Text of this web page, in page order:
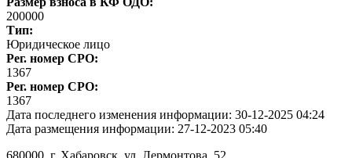
200000
Тип:
Юридическое лицо
Рег. номер СРО:
1367
Рег. номер СРО:
1367
Дата последнего изменения информации: 30-12-2025 04:24
Дата размещения информации: 27-12-2023 05:40
680000 , г. Хабаровск ул. Лермонтова, 52